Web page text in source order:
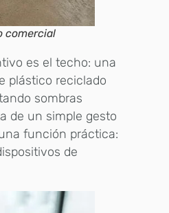
comercial
es el techo: una
plástico reciclado
sombras
de un simple gesto
función práctica:
de